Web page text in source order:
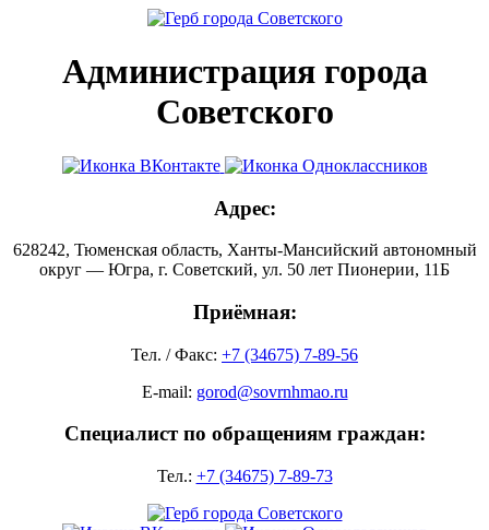
Администрация города
Советского
Адрес:
628242, Тюменская область, Ханты-Мансийский автономный
округ — Югра, г. Советский, ул. 50 лет Пионерии, 11Б
Приёмная:
Тел. / Факс: +7 (34675) 7-89-56
E-mail: gorod@sovrnhmao.ru
Специалист по обращениям граждан:
Тел.: +7 (34675) 7-89-73